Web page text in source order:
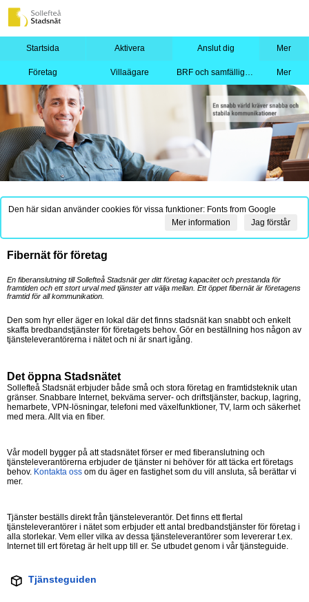
Startsida Aktivera Anslut dig Mer
Företag Villaägare BRF och samfällighet Mer
Den här sidan använder cookies för vissa funktioner: Fonts from Google
Jag förstår
Mer information
Fibernät för företag
En fiberanslutning till Sollefteå Stadsnät ger ditt företag kapacitet och prestanda för
framtiden och ett stort urval med tjänster att välja mellan. Ett öppet fibernät är företagens
framtid för all kommunikation.
Den som hyr eller äger en lokal där det finns stadsnät kan snabbt och enkelt
skaffa bredbandstjänster för företagets behov. Gör en beställning hos någon av
tjänsteleverantörerna i nätet och ni är snart igång.
Det öppna Stadsnätet
Sollefteå Stadsnät erbjuder både små och stora företag en framtidsteknik utan
gränser. Snabbare Internet, bekväma server- och driftstjänster, backup, lagring,
hemarbete, VPN-lösningar, telefoni med växelfunktioner, TV, larm och säkerhet
med mera. Allt via en fiber.
Vår modell bygger på att stadsnätet förser er med fiberanslutning och
tjänsteleverantörerna erbjuder de tjänster ni behöver för att täcka ert företags
behov. Kontakta oss om du äger en fastighet som du vill ansluta, så berättar vi
mer.
Tjänster beställs direkt från tjänsteleverantör. Det finns ett flertal
tjänsteleverantörer i nätet som erbjuder ett antal bredbandstjänster för företag i
alla storlekar. Vem eller vilka av dessa tjänsteleverantörer som levererar t.ex.
Internet till ert företag är helt upp till er. Se utbudet genom i vår tjänsteguide.
Tjänsteguiden